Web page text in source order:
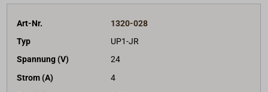
Art-Nr.
1320-028
Typ
UP1-JR
Spannung (V)
24
Strom (A)
4